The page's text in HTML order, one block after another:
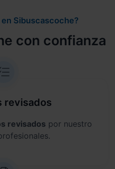
Sibuscascoche?
con confianza
revisados
revisados por nuestro